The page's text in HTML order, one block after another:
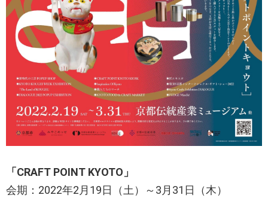
「CRAFT POINT KYOTO」
会期：2022年2月19日（土）～3月31日（木）